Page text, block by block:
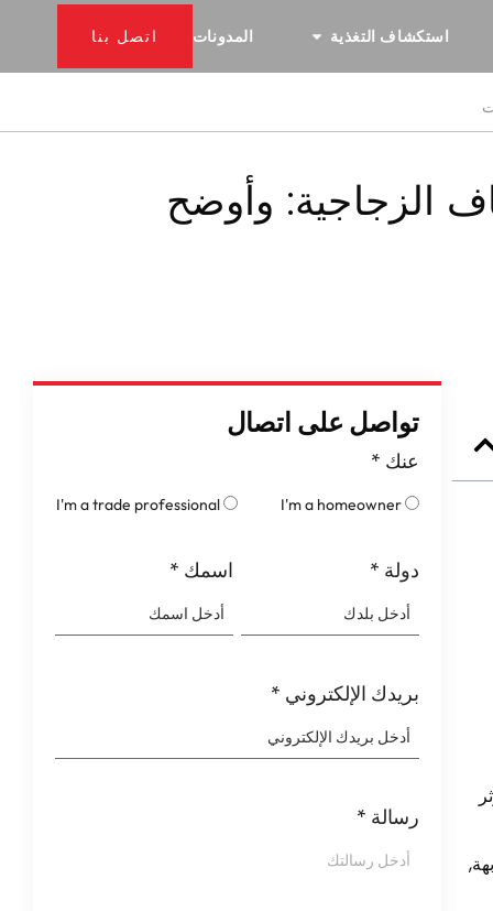
استكشاف التغذية المدونات اتصل بنا
الزجاجية: وأوضح
تواصل على اتصال
عنك *
I'm a homeowner
I'm a trade professional
دولة * اسمك *
بريدك الإلكتروني *
رسالة *